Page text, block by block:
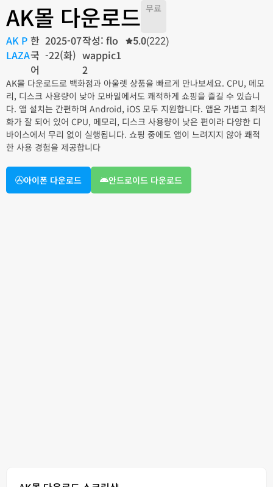
AK몰 다운로드 무료
AK P
LAZA
한
국
어
2025-07
-22(화)
작성: flo
wappic1
2
5.0(222)
AK몰 다운로드로 백화점과 아울렛 상품을 빠르게 만나보세요. CPU, 메모
리, 디스크 사용량이 낮아 모바일에서도 쾌적하게 쇼핑을 즐길 수 있습니
다. 앱 설치는 간편하며 Android, iOS 모두 지원합니다. 앱은 가볍고 최적
화가 잘 되어 있어 CPU, 메모리, 디스크 사용량이 낮은 편이라 다양한 디
바이스에서 무리 없이 실행됩니다. 쇼핑 중에도 앱이 느려지지 않아 쾌적
한 사용 경험을 제공합니다
아이폰 다운로드 안드로이드 다운로드